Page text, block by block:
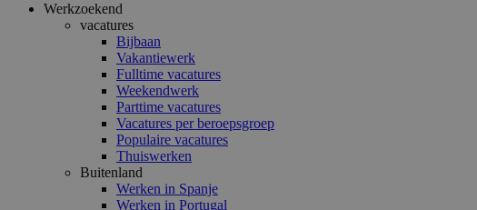
Werkzoekend
vacatures
Bijbaan
Vakantiewerk
Fulltime vacatures
Weekendwerk
Parttime vacatures
Vacatures per beroepsgroep
Populaire vacatures
Thuiswerken
Buitenland
Werken in Spanje
Werken in Portugal